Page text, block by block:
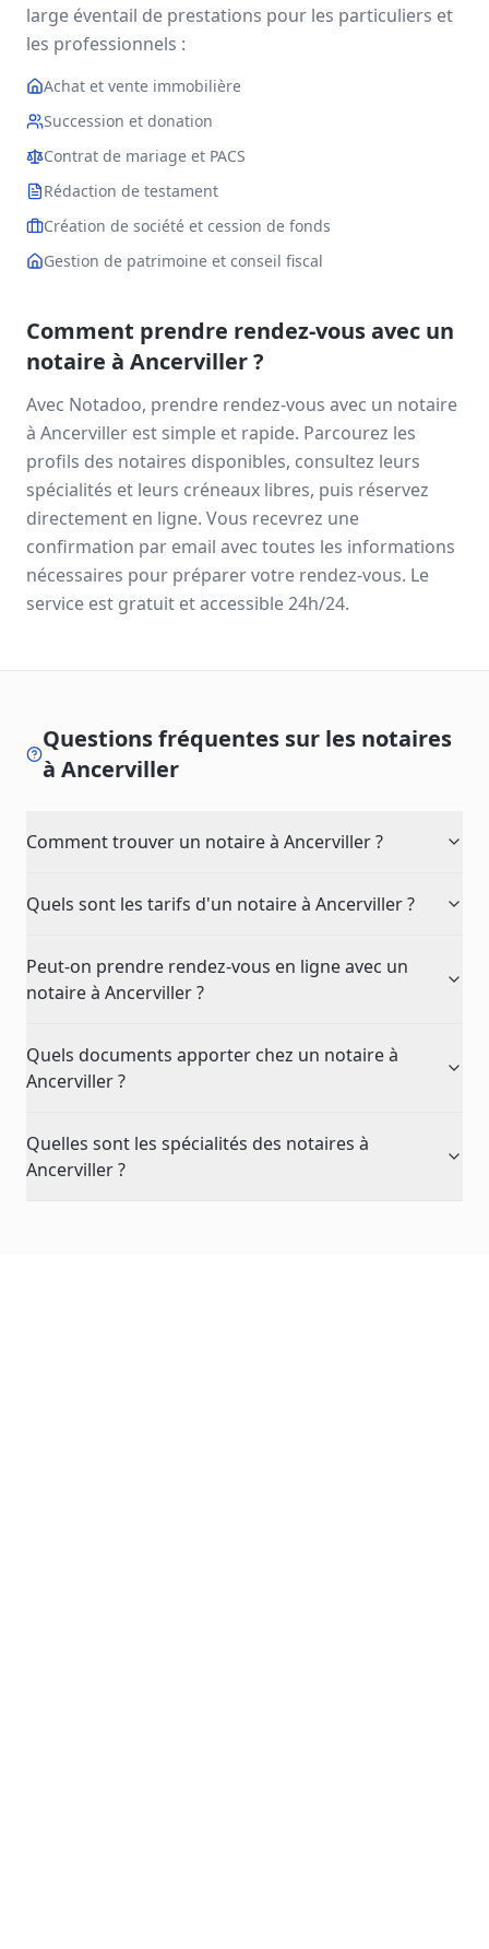
large éventail de prestations pour les particuliers et
les professionnels :
Achat et vente immobilière
Succession et donation
Contrat de mariage et PACS
Rédaction de testament
Création de société et cession de fonds
Gestion de patrimoine et conseil fiscal
Comment prendre rendez-vous avec un
notaire à Ancerviller?
Avec Notadoo, prendre rendez-vous avec un notaire
à Ancerviller est simple et rapide. Parcourez les
profils des notaires disponibles, consultez leurs
spécialités et leurs créneaux libres, puis réservez
directement en ligne. Vous recevrez une
confirmation par email avec toutes les informations
nécessaires pour préparer votre rendez-vous. Le
service est gratuit et accessible 24h/24.
Questions fréquentes sur les notaires
àAncerviller
Comment trouver un notaire à Ancerviller ?
Quels sont les tarifs d'un notaire à Ancerviller ?
Peut-on prendre rendez-vous en ligne avec un
notaire à Ancerviller ?
Quels documents apporter chez un notaire à
Ancerviller ?
Quelles sont les spécialités des notaires à
Ancerviller ?